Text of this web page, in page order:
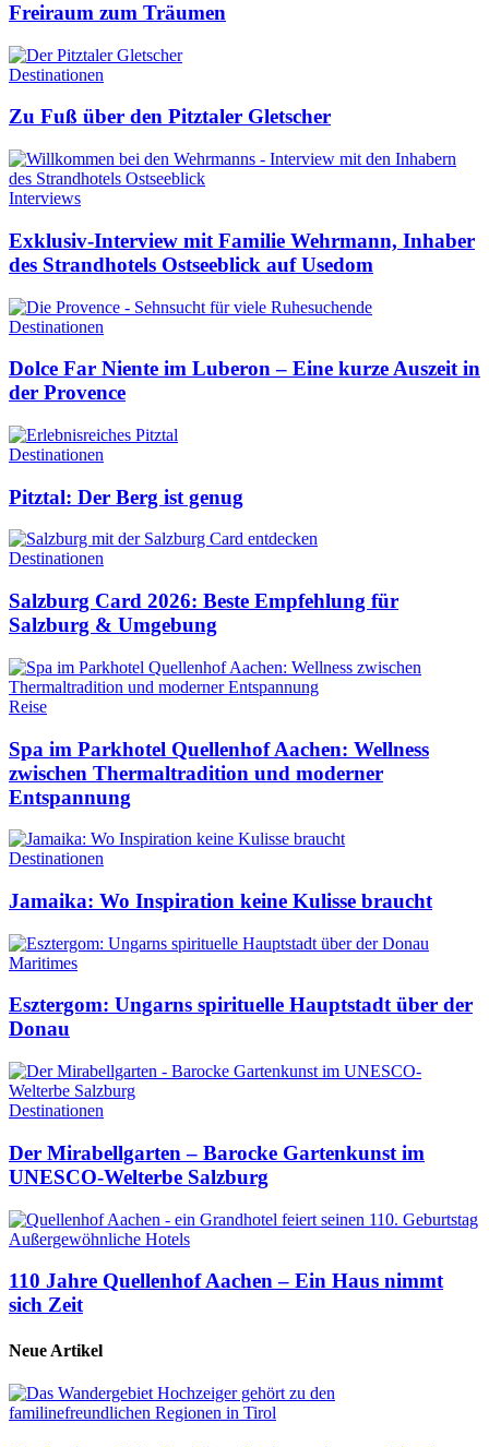
Freiraum zum Träumen
Destinationen
Zu Fuß über den Pitztaler Gletscher
Interviews
Exklusiv-Interview mit Familie Wehrmann, Inhaber
des Strandhotels Ostseeblick auf Usedom
Destinationen
Dolce Far Niente im Luberon – Eine kurze Auszeit in
der Provence
Destinationen
Pitztal: Der Berg ist genug
Destinationen
Salzburg Card 2026: Beste Empfehlung für
Salzburg & Umgebung
Reise
Spa im Parkhotel Quellenhof Aachen: Wellness
zwischen Thermaltradition und moderner
Entspannung
Destinationen
Jamaika: Wo Inspiration keine Kulisse braucht
Maritimes
Esztergom: Ungarns spirituelle Hauptstadt über der
Donau
Destinationen
Der Mirabellgarten – Barocke Gartenkunst im
UNESCO-Welterbe Salzburg
Außergewöhnliche Hotels
110 Jahre Quellenhof Aachen – Ein Haus nimmt
sich Zeit
Neue Artikel